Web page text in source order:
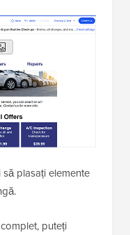
plasați elemente
puteți